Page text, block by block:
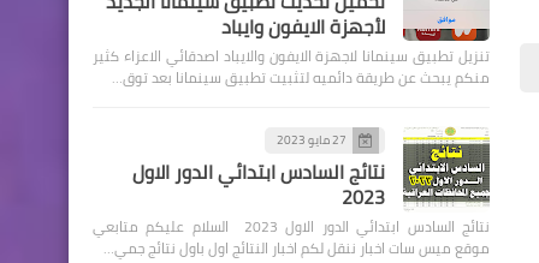
لأجهزة الايفون وايباد
تنزيل تطبيق سينمانا لاجهزة الايفون والايباد اصدقائي الاعزاء كثير
منكم يبحث عن طريقة دائميه لتثبيت تطبيق سينمانا بعد توق…
27 مايو 2023
نتائج السادس ابتدائي الدور الاول
2023
نتائج السادس ابتدائي الدور الاول 2023 السلام عليكم متابعي
موقع ميس سات اخبار ننقل لكم اخبار النتائج اول باول نتائج جمي…
اسماء االرعاية الاجتماعية
تعلن وزارة العمل عن قروض
وبدون فؤاد